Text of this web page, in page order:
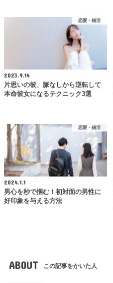
恋愛・婚活
2023.9.14
片思いの彼、脈なしから逆転して
本命彼女になるテクニック3選
恋愛・婚活
2024.1.1
男心を秒で掴む！初対面の男性に
好印象を与える方法
ABOUT この記事をかいた人